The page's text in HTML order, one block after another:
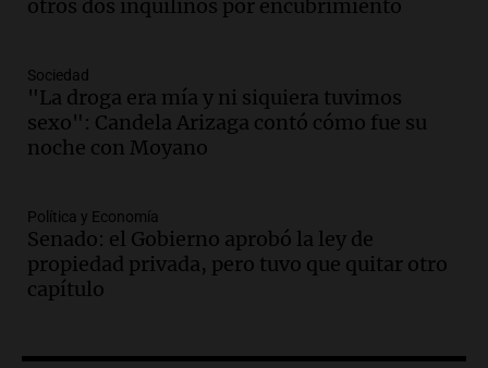
Audio.Cómo serán los desalojos exprés
ley de propiedad privada
Ahora país
Episodios
Audio. Se inaugura la décimo primera
Panorama Federal
Episodios
Audio.Se atrincheró la intendenta
interina de Villa Santa Cruz del Lago
otros dos inquilinos por encubrimiento
Sociedad
"La droga era mía y ni siquiera tuvimos
sexo": Candela Arizaga contó cómo fue su
noche con Moyano
Política y Economía
Senado: el Gobierno aprobó la ley de
propiedad privada, pero tuvo que quitar otro
capítulo